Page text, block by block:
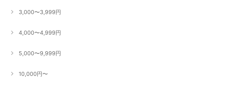
3,000〜3,999円
4,000〜4,999円
5,000〜9,999円
10,000円〜